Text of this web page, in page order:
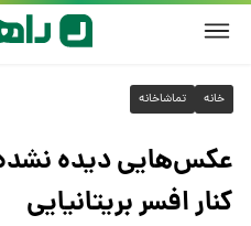
خانه تماشاخانه
عکس‌هایی دیده
کنار افسر بریتانیایی